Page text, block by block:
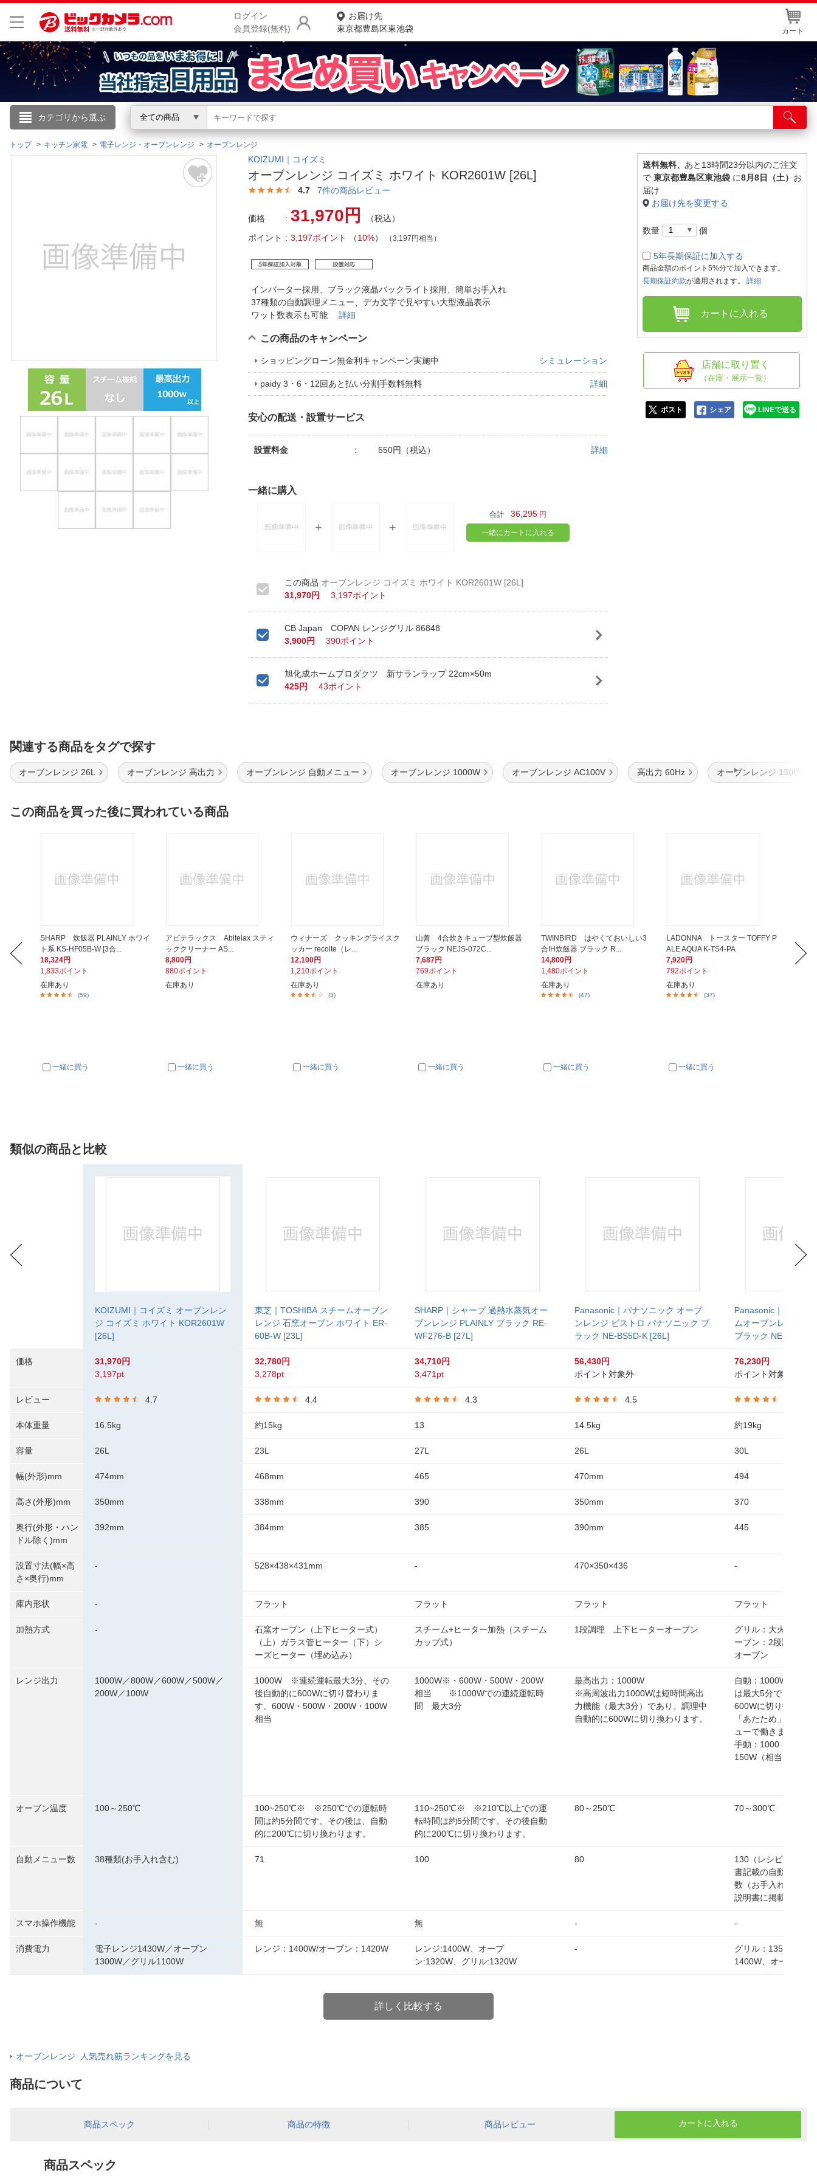
ログイン
会員登録(無料)
お届け先
東京都豊島区東池袋
カート
カテゴリから選ぶ 全ての商品
こんにちは
ログイン
閲覧履歴
商品をさがす
ランキングからさがす
カテゴリ一覧からさがす
お客様サポート
ご利用規約
店舗サービス
ネット取り置き
English / 中文
トップ キッチン家電 電子レンジ・オーブンレンジ オーブンレンジ
KOIZUMI｜コイズミ
オーブンレンジ コイズミ ホワイト KOR2601W [26L]
4.7 7件の商品レビュー
価格 31,970円
（税込）
ポイント
3,197ポイント （10%） （3,197円相当）
インバーター採用、ブラック液晶バックライト採用、簡単お手入れ
37種類の自動調理メニュー、デカ文字で見やすい大型液晶表示
ワット数表示も可能詳細
この商品のキャンペーン
ショッピングローン無金利キャンペーン実施中 シミュレーション
paidy 3・6・12回あと払い分割手数料無料 詳細
安心の配送・設置サービス
設置料金 ： 550円（税込） 詳細
一緒に購入
合計 36,295 円
一緒にカートに入れる
オーブンレンジ コイズミ ホワイト KOR2601W [26L]
31,970円
3,197ポイント
CB Japan COPAN レンジグリル 86848
3,900円
390ポイント
旭化成ホームプロダクツ 新サランラップ 22cm×50m
425円
43ポイント
送料無料、 あと13時間23分以内のご注文
で 東京都豊島区東池袋 に8月8日（土） お
届け
お届け先を変更する
数量 個
5年長期保証に加入する
商品金額のポイント5%分で加入できます。
長期保証約款が適用されます。 詳細
カートに入れる
店舗に取り置く
（在庫・展示一覧）
ポスト シェア LINEで送る
関連する商品をタグで探す
オーブンレンジ 26L オーブンレンジ 高出力 オーブンレンジ 自動メニュー オーブンレンジ 1000W オーブンレンジ AC100V 高出力 60Hz オーブンレンジ 1300W
この商品を買った後に買われている商品
SHARP 炊飯器 PLAINLY ホワイ
ト系 KS-HF05B-W [3合...
18,324円
1,833ポイント
在庫あり
(59)
一緒に買う
アビテラックス Abitelax スティ
ッククリーナー AS...
8,800円
880ポイント
在庫あり
一緒に買う
ウィナーズ クッキングライスク
ッカー recolte（レ...
12,100円
1,210ポイント
在庫あり
(3)
一緒に買う
山善 4合炊きキューブ型炊飯器
ブラック NEJS-072C...
7,687円
769ポイント
在庫あり
一緒に買う
TWINBIRD はやくておいしい3
合IH炊飯器 ブラック R...
14,800円
1,480ポイント
在庫あり
(47)
一緒に買う
LADONNA トースター TOFFY P
ALE AQUA K-TS4-PA
7,920円
792ポイント
在庫あり
(37)
一緒に買う
ット
5,423円
類似の商品と比較
価格
レビュー
本体重量
容量
幅(外形)mm
高さ(外形)mm
奥行(外形・ハン
ドル除く)mm
設置寸法(幅×高
さ×奥行)mm
庫内形状
加熱方式
レンジ出力
オーブン温度
自動メニュー数
スマホ操作機能
消費電力
KOIZUMI｜コイズミ オーブンレン
ジ コイズミ ホワイト KOR2601W
[26L]
31,970円
3,197pt
4.7
16.5kg
26L
474mm
350mm
392mm
-
-
-
1000W／800W／600W／500W／
200W／100W
100～250℃
38種類(お手入れ含む)
-
電子レンジ1430W／オーブン
1300W／グリル1100W
東芝｜TOSHIBA スチームオーブン
レンジ 石窯オーブン ホワイト ER-
60B-W [23L]
32,780円
3,278pt
4.4
約15kg
23L
468mm
338mm
384mm
528×438×431mm
フラット
石窯オーブン（上下ヒーター式）
（上）ガラス管ヒーター（下）シ
ーズヒーター（埋め込み）
1000W ※連続運転最大3分、その
後自動的に600Wに切り替わりま
す。600W・500W・200W・100W
相当
100~250℃※ ※250℃での運転時
間は約5分間です。その後は、自動
的に200℃に切り換わります。
71
無
レンジ：1400W/オーブン：1420W
SHARP｜シャープ 過熱水蒸気オー
ブンレンジ PLAINLY ブラック RE-
WF276-B [27L]
34,710円
3,471pt
4.3
13
27L
465
390
385
-
フラット
スチーム+ヒーター加熱（スチーム
カップ式）
1000W※・600W・500W・200W
相当 ※1000Wでの連続運転時
間 最大3分
110~250℃※ ※210℃以上での運
転時間は約5分間です。その後自動
的に200℃に切り換わります。
100
無
レンジ:1400W、オーブ
ン:1320W、グリル:1320W
Panasonic｜パナソニック オーブ
ンレンジ ビストロ パナソニック ブ
ラック NE-BS5D-K [26L]
56,430円
ポイント対象外
4.5
14.5kg
26L
470mm
350mm
390mm
470×350×436
フラット
1段調理 上下ヒーターオーブン
最高出力：1000W
※高周波出力1000Wは短時間高出
力機能（最大3分）であり、調理中
自動的に600Wに切り換わります。
80～250℃
80
-
-
Panasonic｜パナソ
ムオーブンレンジ
ブラック NE-BS8D-
76,230円
ポイント対象外
約19kg
30L
494
370
445
-
フラット
グリル：大火力平面
ーブン：2段調理 コ
オーブン
自動：1000W（高周
は最大5分で、その
600Wに切り換わり
「あたため」などの
ューで働きます）
手動：1000・600・
150W（相当）・
70～300℃
130（レシピブック
書記載の自動調理可
数（お手入れ除く）
説明書に掲載のレシ
-
グリル：1350W、レ
1400W、オーブン：
詳しく比較する
オーブンレンジ 人気売れ筋ランキングを見る
商品について
カートに入れる
商品スペック 商品の特徴 商品レビュー
商品スペック